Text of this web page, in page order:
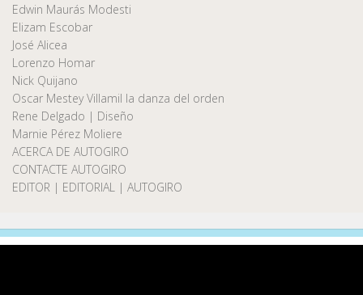
Edwin Maurás Modesti
Elizam Escobar
José Alicea
Lorenzo Homar
Nick Quijano
Oscar Mestey Villamil la danza del orden
Rene Delgado | Diseño
Marnie Pérez Moliere
ACERCA DE AUTOGIRO
CONTACTE AUTOGIRO
EDITOR | EDITORIAL | AUTOGIRO